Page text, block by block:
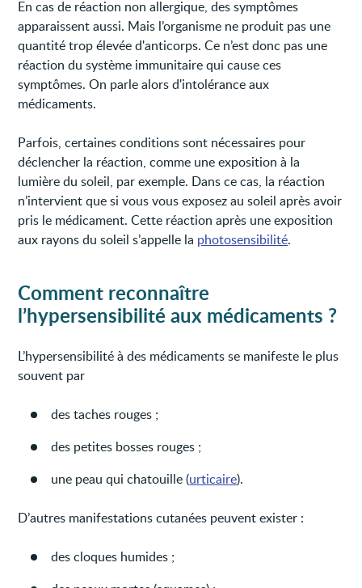
En cas de réaction non allergique, des symptômes
apparaissent aussi. Mais l’organisme ne produit pas une
quantité trop élevée d'anticorps. Ce n’est donc pas une
réaction du système immunitaire qui cause ces
symptômes. On parle alors d'intolérance aux
médicaments.
Parfois, certaines conditions sont nécessaires pour
déclencher la réaction, comme une exposition à la
lumière du soleil, par exemple. Dans ce cas, la réaction
n’intervient que si vous vous exposez au soleil après avoir
pris le médicament. Cette réaction après une exposition
aux rayons du soleil s’appelle la photosensibilité.
Comment reconnaître
l’hypersensibilité aux médicaments ?
L’hypersensibilité à des médicaments se manifeste le plus
souvent par
des taches rouges ;
des petites bosses rouges ;
une peau qui chatouille (urticaire).
D’autres manifestations cutanées peuvent exister :
des cloques humides ;